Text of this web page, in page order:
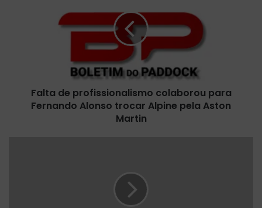
Falta de profissionalismo colaborou para
Fernando Alonso trocar Alpine pela Aston
Martin